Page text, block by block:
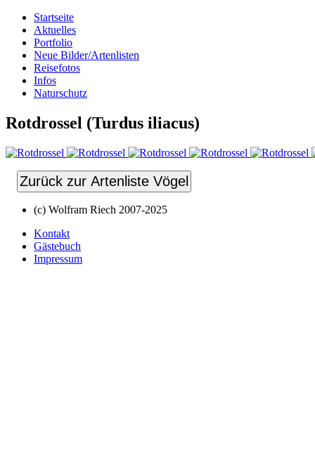
Startseite
Aktuelles
Portfolio
Neue Bilder/Artenlisten
Reisefotos
Infos
Naturschutz
Rotdrossel (Turdus iliacus)
Zurück zur Artenliste Vögel
(c) Wolfram Riech 2007-2025
Kontakt
Gästebuch
Impressum